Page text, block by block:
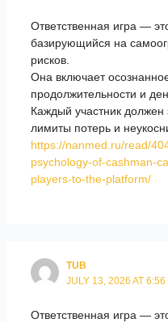
Ответственная игра —
базирующийся на
рисков.
Она включает
продолжительности и
Каждый участник должен
лимиты потерь и
https://nanmed.ru/read/
psychology-of-cashman-
players-to-the-platform/
TUB
JULY 13, 2026 AT 6:56
Ответственная игра —